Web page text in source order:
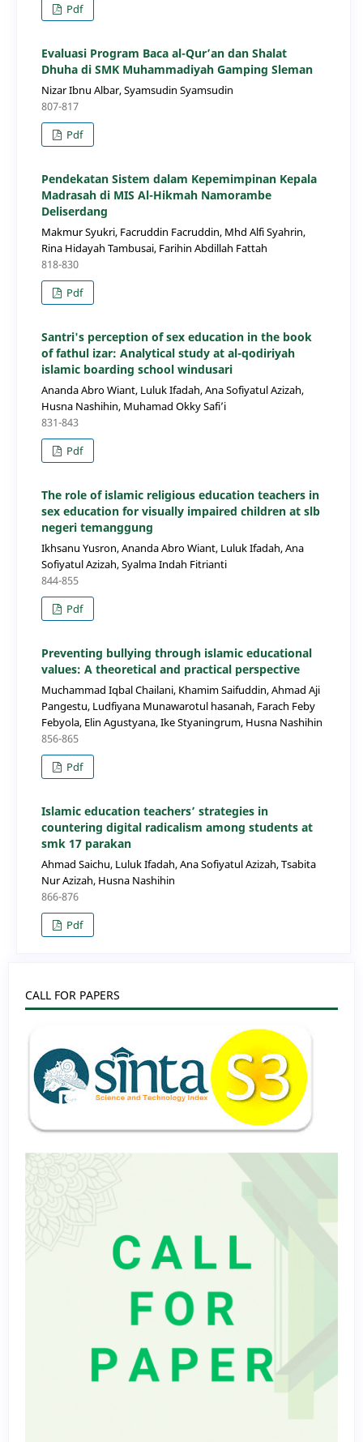
Pdf
Evaluasi Program Baca al-Qur’an dan Shalat
Dhuha di SMK Muhammadiyah Gamping Sleman
Nizar Ibnu Albar, Syamsudin Syamsudin
807-817
Pdf
Pendekatan Sistem dalam Kepemimpinan Kepala
Madrasah di MIS Al-Hikmah Namorambe
Deliserdang
Makmur Syukri, Facruddin Facruddin, Mhd Alfi Syahrin,
Rina Hidayah Tambusai, Farihin Abdillah Fattah
818-830
Pdf
Santri's perception of sex education in the book
of fathul izar: Analytical study at al-qodiriyah
islamic boarding school windusari
Ananda Abro Wiant, Luluk Ifadah, Ana Sofiyatul Azizah,
Husna Nashihin, Muhamad Okky Safi’i
831-843
Pdf
The role of islamic religious education teachers in
sex education for visually impaired children at slb
negeri temanggung
Ikhsanu Yusron, Ananda Abro Wiant, Luluk Ifadah, Ana
Sofiyatul Azizah, Syalma Indah Fitrianti
844-855
Pdf
Preventing bullying through islamic educational
values: A theoretical and practical perspective
Muchammad Iqbal Chailani, Khamim Saifuddin, Ahmad Aji
Pangestu, Ludfiyana Munawarotul hasanah, Farach Feby
Febyola, Elin Agustyana, Ike Styaningrum, Husna Nashihin
856-865
Pdf
Islamic education teachers’ strategies in
countering digital radicalism among students at
smk 17 parakan
Ahmad Saichu, Luluk Ifadah, Ana Sofiyatul Azizah, Tsabita
Nur Azizah, Husna Nashihin
866-876
Pdf
CALL FOR PAPERS